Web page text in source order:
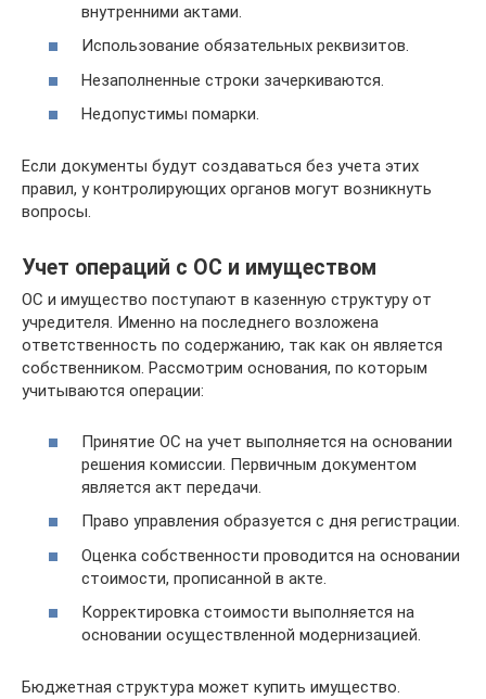
внутренними актами.
Использование обязательных реквизитов.
Незаполненные строки зачеркиваются.
Недопустимы помарки.
Если документы будут создаваться без учета этих
правил, у контролирующих органов могут возникнуть
вопросы.
Учет операций с ОС и имуществом
ОС и имущество поступают в казенную структуру от
учредителя. Именно на последнего возложена
ответственность по содержанию, так как он является
собственником. Рассмотрим основания, по которым
учитываются операции:
Принятие ОС на учет выполняется на основании
решения комиссии. Первичным документом
является акт передачи.
Право управления образуется с дня регистрации.
Оценка собственности проводится на основании
стоимости, прописанной в акте.
Корректировка стоимости выполняется на
основании осуществленной модернизацией.
Бюджетная структура может купить имущество.